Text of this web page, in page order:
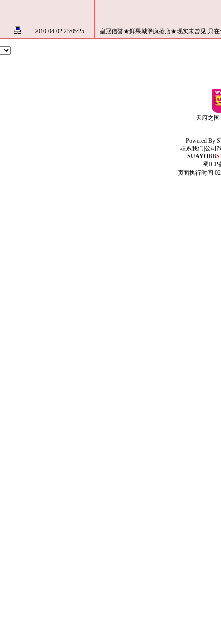
2010-04-02 23:05:25 皇冠信誉★鲜果城堡疯抢店★现实未曾见,只在
天府之
Powered By
联系我们 公司
SUAYOBBS
蜀ICP
页面执行时间